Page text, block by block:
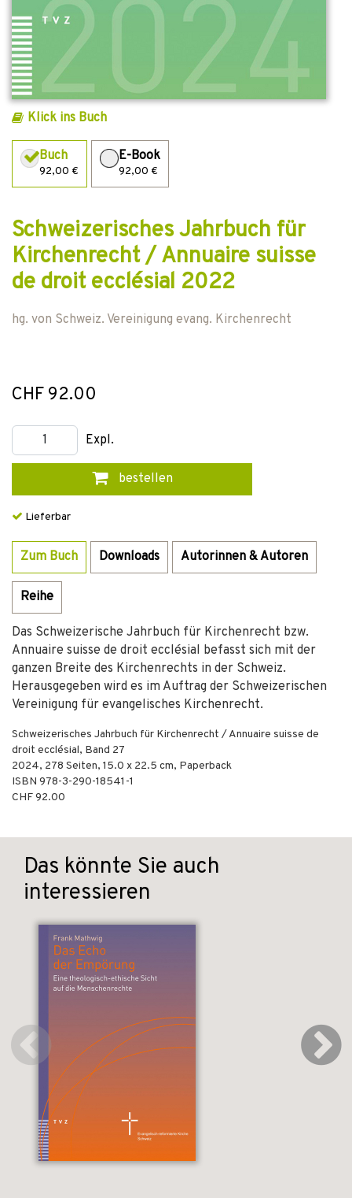
Klick ins Buch
Buch
92,00 €
E-Book
92,00 €
Schweizerisches Jahrbuch für
Kirchenrecht / Annuaire suisse
de droit ecclésial 2022
hg. von Schweiz. Vereinigung evang. Kirchenrecht
CHF 92.00
Expl.
bestellen
Lieferbar
Zum Buch Downloads Autorinnen & Autoren
Reihe
Das Schweizerische Jahrbuch für Kirchenrecht bzw.
Annuaire suisse de droit ecclésial befasst sich mit der
ganzen Breite des Kirchenrechts in der Schweiz.
Herausgegeben wird es im Auftrag der Schweizerischen
Vereinigung für evangelisches Kirchenrecht.
Schweizerisches Jahrbuch für Kirchenrecht / Annuaire suisse de
droit ecclésial, Band 27
2024, 278 Seiten, 15.0 x 22.5 cm, Paperback
ISBN 978-3-290-18541-1
CHF 92.00
Das könnte Sie auch
interessieren